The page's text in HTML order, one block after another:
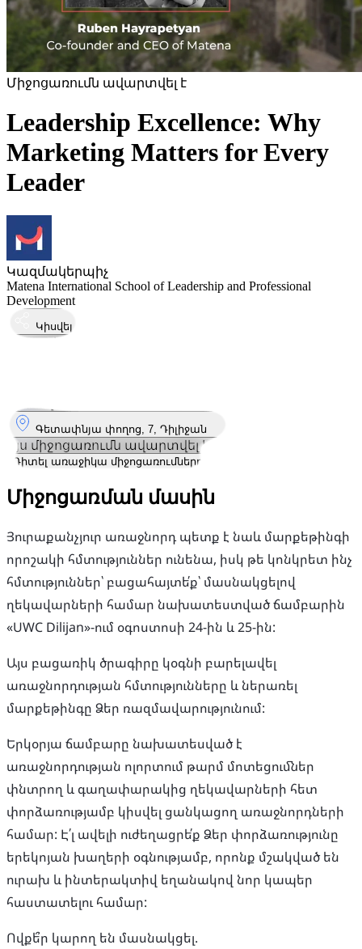
Միջոցառումն ավարտվել է
Leadership Excellence: Why
Marketing Matters for Every
Leader
Կազմակերպիչ
Matena International School of Leadership and Professional
Development
Կիսվել
Կայացել է
Գետափնյա փողոց, 7, Դիլիջան
Այս միջոցառումն ավարտվել է
Դիտել առաջիկա միջոցառումները
Միջոցառման մասին
Յուրաքանչյուր առաջնորդ պետք է նաև մարքեթինգի
որոշակի հմտություններ ունենա, իսկ թե կոնկրետ ինչ
հմտություններ՝ բացահայտե՛ք՝ մասնակցելով
ղեկավարների համար նախատեստված ճամբարին
«UWC Dilijan»-ում օգոստոսի 24-ին և 25-ին:
Այս բացառիկ ծրագիրը կօգնի բարելավել
առաջնորդության հմտությունները և ներառել
մարքեթինգը Ձեր ռազմավարությունում:
Երկօրյա ճամբարը նախատեսված է
առաջնորդության ոլորտում թարմ մոտեցումներ
փնտրող և գաղափարակից ղեկավարների հետ
փորձառությամբ կիսվել ցանկացող առաջնորդների
համար: Է՛լ ավելի ուժեղացրե՛ք Ձեր փորձառությունը
երեկոյան խաղերի օգնությամբ, որոնք մշակված են
ուրախ և ինտերակտիվ եղանակով նոր կապեր
հաստատելու համար:
Ովքե՞ր կարող են մասնակցել.